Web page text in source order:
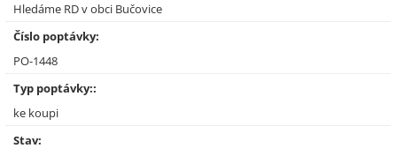
Hledáme RD v obci Bučovice
Číslo poptávky:
PO-1448
Typ poptávky::
ke koupi
Stav: